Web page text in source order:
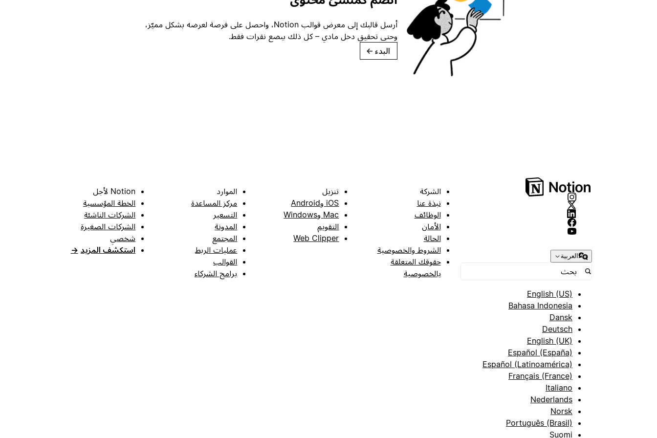
أرسل قالبك إلى معرض قوالب Notion، واحصل على فرصة لعرضه بشكل مميّز،
وحتى تحقيق دخل مادي – كل ذلك ببضع نقرات فقط.
البدء →
العربية
English (US)
Bahasa Indonesia
Dansk
Deutsch
English (UK)
Español (España)
Español (Latinoamérica)
Français (France)
Italiano
Nederlands
Norsk
Português (Brasil)
Suomi
الشركة
نبذة عنا
الوظائف
الأمان
الحالة
الشروط والخصوصية
حقوقك المتعلقة
بالخصوصية
تنزيل
iOS وAndroid
Mac وWindows
التقويم
Web Clipper
الموارد
مركز المساعدة
التسعير
المدونة
المجتمع
عمليات الربط
القوالب
برامج الشركاء
Notion لأجل
الخطة المؤسسية
الشركات الناشئة
الشركات الصغيرة
شخصي
استكشف المزيد →